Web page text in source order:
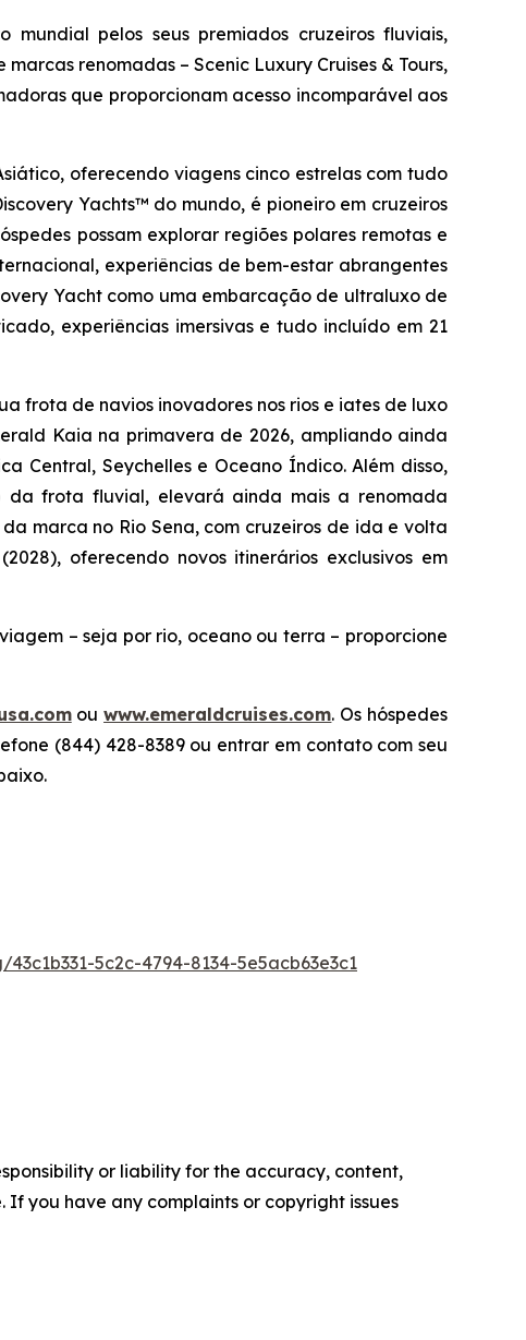
pelos seus premiados cruzeiros fluviais,
renomadas – Scenic Luxury Cruises & Tours,
que proporcionam acesso incomparável aos
oferecendo viagens cinco estrelas com tudo
Yachts™ do mundo, é pioneiro em cruzeiros
possam explorar regiões polares remotas e
experiências de bem-estar abrangentes
Yacht como uma embarcação de ultraluxo de
experiências imersivas e tudo incluído em 21
frota de navios inovadores nos rios e iates de luxo
Kaia na primavera de 2026, ampliando ainda
Central, Seychelles e Oceano Índico. Além disso,
da frota fluvial, elevará ainda mais a renomada
marca no Rio Sena, com cruzeiros de ida e volta
(2028), oferecendo novos itinerários exclusivos em
– seja por rio, oceano ou terra – proporcione
ouwww.emeraldcruises.com. Os hóspedes
(844) 428-8389 ou entrar em contato com seu
5c2c-4794-8134-5e5acb63e3c1
or liability for the accuracy, content,
you have any complaints or copyright issues